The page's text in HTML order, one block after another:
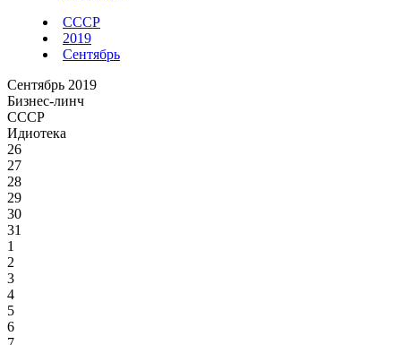
СССР
2019
Сентябрь
Сентябрь 2019
Бизнес-линч
СССР
Идиотека
26
27
28
29
30
31
1
2
3
4
5
6